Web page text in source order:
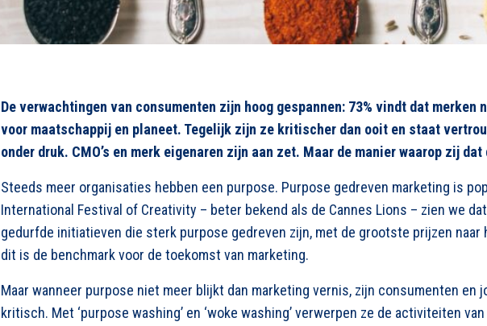
De verwachtingen van consumenten zijn hoog gespannen: 73% vindt dat merken
voor maatschappij en planeet. Tegelijk zijn ze kritischer dan ooit en staat
onder druk. CMO’s en merk eigenaren zijn aan zet. Maar de manier waarop zij
Steeds meer organisaties hebben een purpose. Purpose gedreven marketing is
International Festival of Creativity – beter bekend als de Cannes Lions – zien we
gedurfde initiatieven die sterk purpose gedreven zijn, met de grootste prijzen naar
dit is de benchmark voor de toekomst van marketing.
Maar wanneer purpose niet meer blijkt dan marketing vernis, zijn consumenten en
kritisch. Met ‘purpose washing’ en ‘woke washing’ verwerpen ze de activiteiten